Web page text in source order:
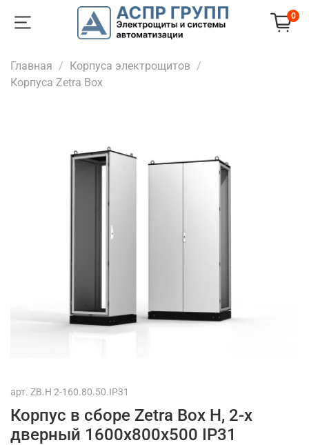
0
Главная
Корпуса электрощитов
Корпуса Zetra Box
арт. ZB.H 2-160.80.50.IP31
Корпус в сборе Zetra Box H, 2-х
дверный 1600х800х500 IP31